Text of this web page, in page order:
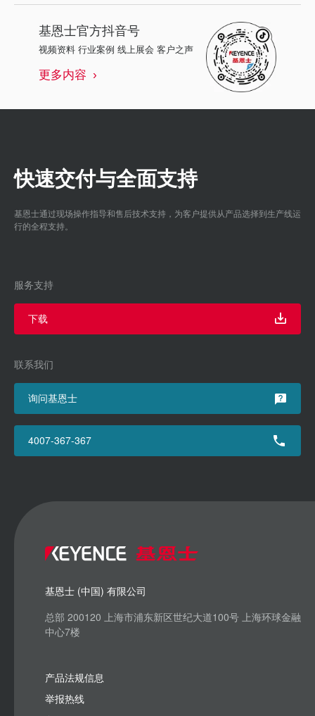
基恩士官方抖音号
视频资料 行业案例 线上展会 客户之声
更多内容
快速交付与全面支持
基恩士通过现场操作指导和售后技术支持，为客户提供从产品选择到生产线运
行的全程支持。
服务支持
下载
联系我们
询问基恩士
4007-367-367
基恩士 (中国) 有限公司
总部 200120 上海市浦东新区世纪大道100号 上海环球金融
中心7楼
产品法规信息
举报热线